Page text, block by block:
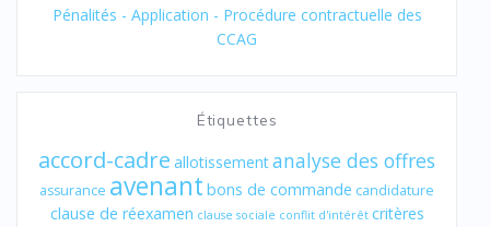
Pénalités - Application - Procédure contractuelle des
CCAG
Étiquettes
accord-cadre allotissementanalyse des offres
assurance avenant bons de commande candidature
clause de réexamen clause sociale conflit d'intérêt critères